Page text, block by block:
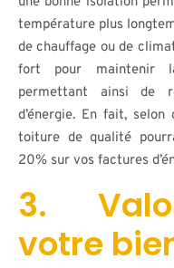
température plus
de chauffage ou de
fort pour maintenir
permettant ainsi de
d’énergie. En fait,
toiture de qualité
20% sur vos factures
3.
votre